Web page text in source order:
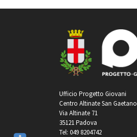
Ufficio Progetto Giovani
Centro Altinate San Gaetano
Via Altinate 71
35121 Padova
Tel: 049 8204742